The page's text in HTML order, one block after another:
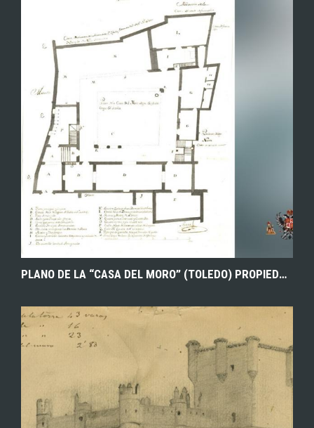
EXPLORAR ZOOM
EXPLORAR ZOOM
PLANO DE LA “CASA DEL MORO” (TOLEDO) PROPIEDAD DEL CONDE DE TORREJÓN, EN LA CALLE REAL QUE VA A LA PLAZA DE SAN CRISTÓBAL, OBRA DEL ALARIFE JOSÉ HERNÁNDEZ SIERRA. 1745. ARCHIVO MUNICIPAL DE TOLEDO.